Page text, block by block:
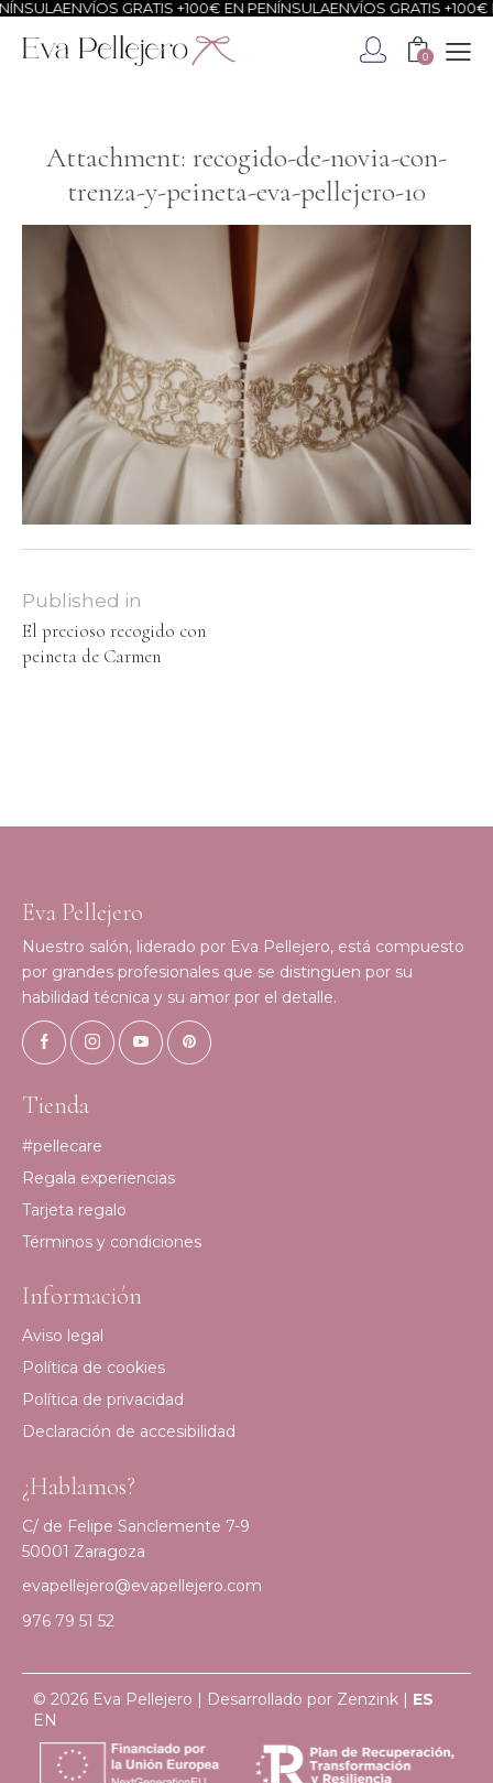
ENVÍOS GRATIS +100€ EN PENÍNSULAENVÍOS GRATIS +100€
0
Attachment: recogido-de-novia-con-
trenza-y-peineta-eva-pellejero-10
Published in
El precioso recogido con
peineta de Carmen
Eva Pellejero
Nuestro salón, liderado por Eva Pellejero, está compuesto
por grandes profesionales que se distinguen por su
habilidad técnica y su amor por el detalle.
Tienda
#pellecare
Regala experiencias
Tarjeta regalo
Términos y condiciones
Información
Aviso legal
Política de cookies
Política de privacidad
Declaración de accesibilidad
¿Hablamos?
C/ de Felipe Sanclemente 7-9
50001 Zaragoza
evapellejero@evapellejero.com
976 79 51 52
© 2026 Eva Pellejero | Desarrollado por Zenzink | ES
EN